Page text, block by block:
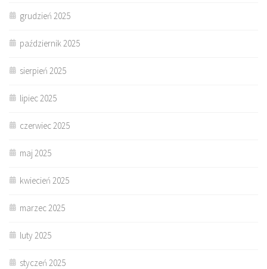
grudzień 2025
październik 2025
sierpień 2025
lipiec 2025
czerwiec 2025
maj 2025
kwiecień 2025
marzec 2025
luty 2025
styczeń 2025